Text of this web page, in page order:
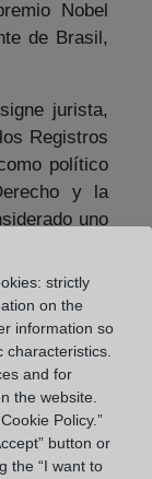
Nobel
de Brasil,
jurista,
Registros
político
y la
uno
fecha
confianza
de todos,
strictly
on the
information so
characteristics.
and for
the website.
Policy.”
button or
the “I want to